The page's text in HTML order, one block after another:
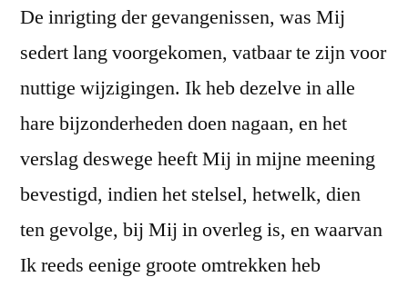
De inrigting der gevangenissen, was Mij
sedert lang voorgekomen, vatbaar te zijn voor
nuttige wijzigingen. Ik heb dezelve in alle
hare bijzonderheden doen nagaan, en het
verslag deswege heeft Mij in mijne meening
bevestigd, indien het stelsel, hetwelk, dien
ten gevolge, bij Mij in overleg is, en waarvan
Ik reeds eenige groote omtrekken heb